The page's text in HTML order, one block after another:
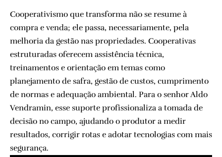
Cooperativismo que transforma não se resume à
compra e venda; ele passa, necessariamente, pela
melhoria da gestão nas propriedades. Cooperativas
estruturadas oferecem assistência técnica,
treinamentos e orientação em temas como
planejamento de safra, gestão de custos, cumprimento
de normas e adequação ambiental. Para o senhor Aldo
Vendramin, esse suporte profissionaliza a tomada de
decisão no campo, ajudando o produtor a medir
resultados, corrigir rotas e adotar tecnologias com mais
segurança.